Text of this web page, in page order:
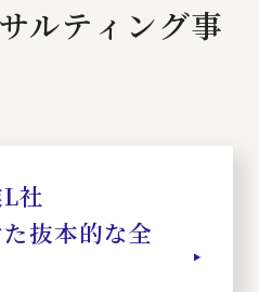
ルティング事
社
抜本的な全